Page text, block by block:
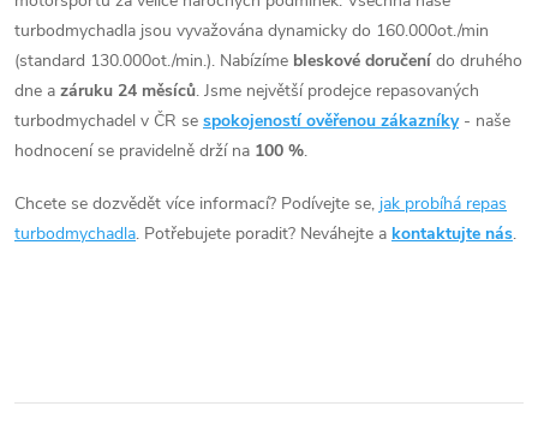
í
p
r
v
k
v
á
n
í
turbodmychadla jsou vyvažována dynamicky do 160.000ot./min
(standard 130.000ot./min.). Nabízíme bleskové doručení do druhého
dne a záruku 24 měsíců. Jsme největší prodejce repasovaných
turbodmychadel v ČR se spokojeností ověřenou zákazníky- naše
hodnocení se pravidelně drží na 100 %.
Chcete se dozvědět více informací? Podívejte se, jak probíhá repas
turbodmychadla. Potřebujete poradit? Neváhejte a kontaktujte nás.